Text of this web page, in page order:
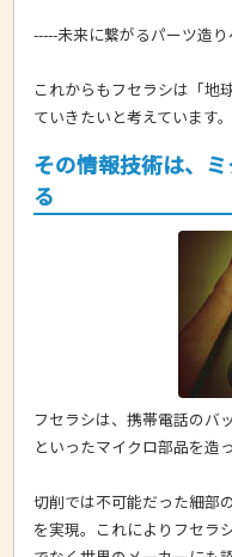
-----未来に繋がるパーツ造り
これからもフセラシは「地
ていきたいと考えています。
その情報技術は、
る
フセラシは、携帯電話のバ
といったマイクロ部品を造
切削では不可能だった細部
を実現。これによりフセラ